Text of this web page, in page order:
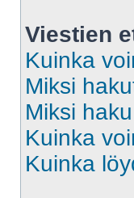
Viestien
Kuinka
Miksi
Miksi
Kuinka
Kuinka